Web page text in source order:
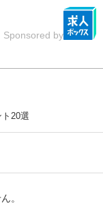
Sponsored by
20選
。